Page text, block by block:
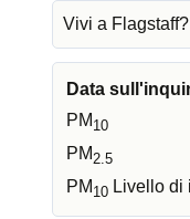
Vivi a Flagstaff?
Data
PM 10
PM2.5
PM 10 Livello di